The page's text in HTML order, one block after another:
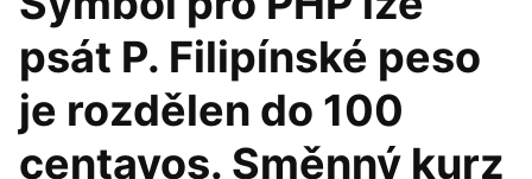
psát P. Filipínské peso
je rozdělen do 100
centavos. Směnný kurz